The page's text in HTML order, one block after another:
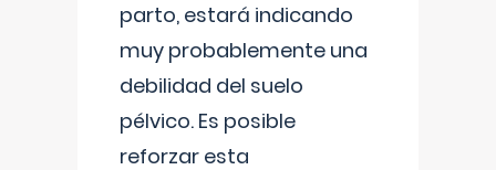
parto, estará indicando
muy probablemente una
debilidad del suelo
pélvico. Es posible
reforzar esta